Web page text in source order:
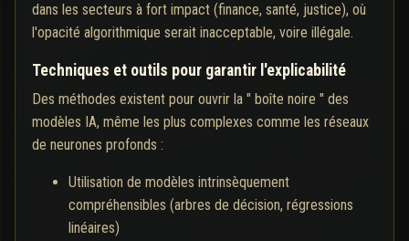
dans les secteurs à fort impact (finance, santé, justice), où
l'opacité algorithmique serait inacceptable, voire illégale.
Techniques et outils pour garantir l'explicabilité
Des méthodes existent pour ouvrir la " boîte noire " des
modèles IA, même les plus complexes comme les réseaux
de neurones profonds :
Utilisation de modèles intrinsèquement
compréhensibles (arbres de décision, régressions
linéaires)